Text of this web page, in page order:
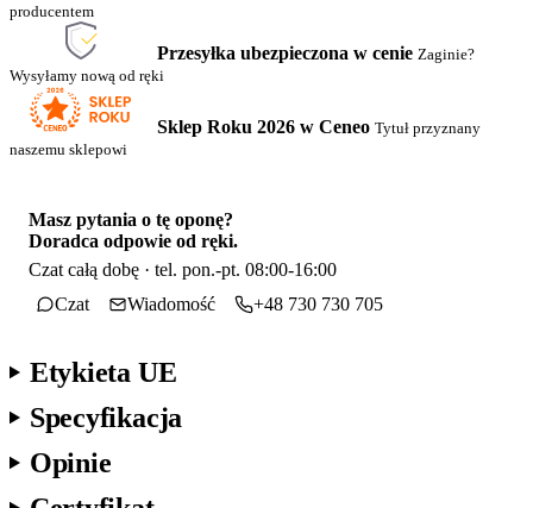
producentem
Przesyłka ubezpieczona w cenie Zaginie?
Wysyłamy nową od ręki
Sklep Roku 2026 w Ceneo Tytuł przyznany
naszemu sklepowi
Masz pytania o tę oponę?
Doradca odpowie od ręki.
Czat całą dobę · tel. pon.-pt. 08:00-16:00
Czat
Wiadomość +48 730 730 705
Etykieta UE
Specyfikacja
Opinie